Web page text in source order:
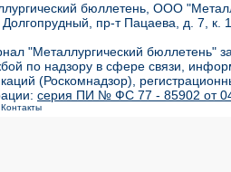
бюллетень, ООО
Долгопрудный, пр-т Пацаева, д. 7,
"Металлургический бюллетень"
по надзору в сфере связи,
(Роскомнадзор),
серия ПИ № ФС 77 - 85902 от 04
Контакты